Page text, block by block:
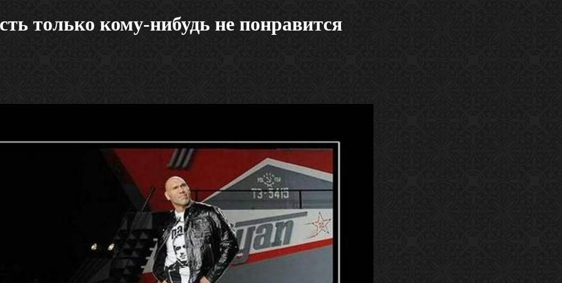
только кому-нибудь не понравится